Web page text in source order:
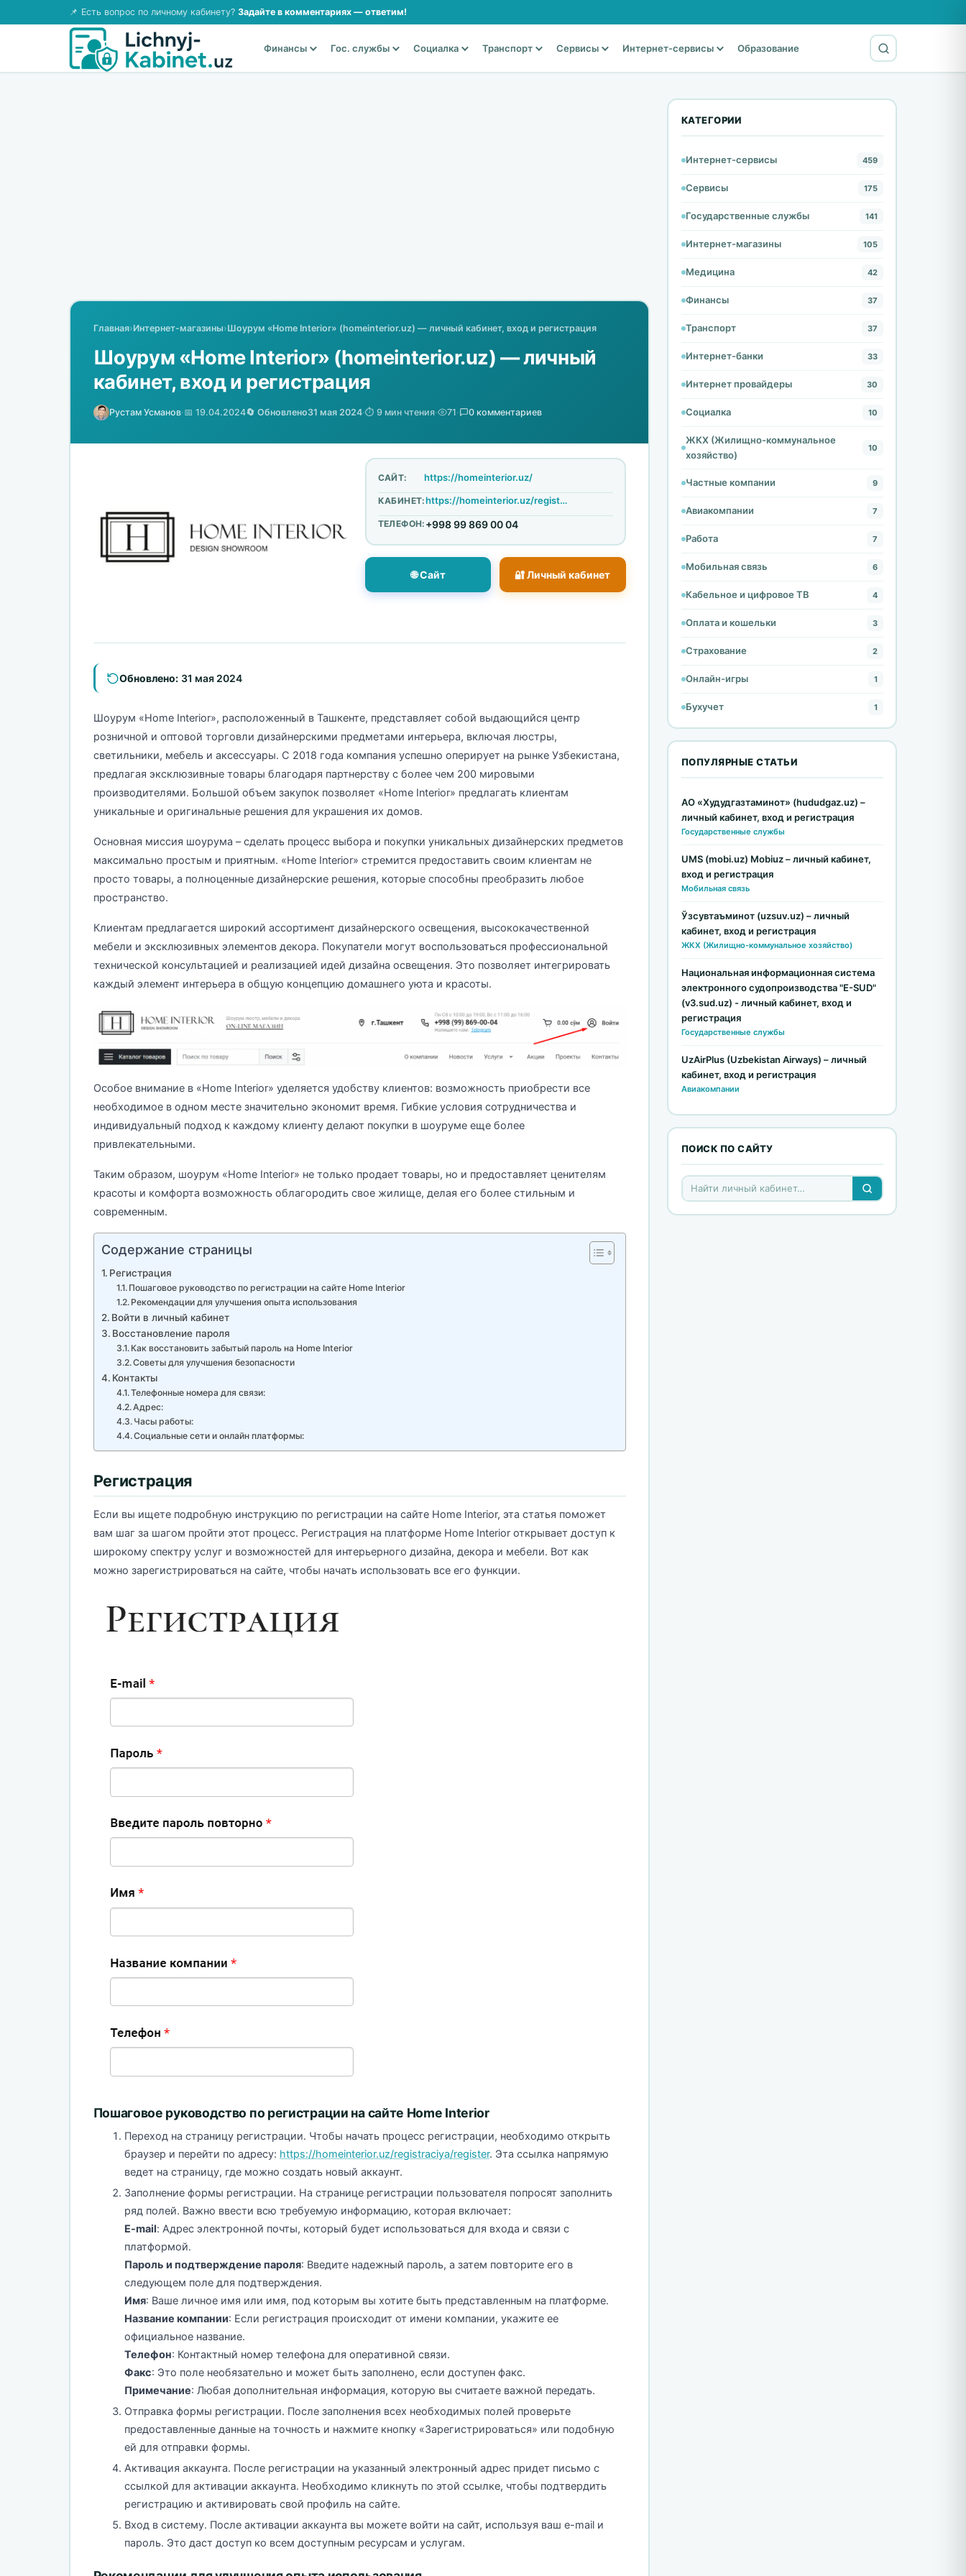
📌 Есть вопрос по личному кабинету? Задайте в комментариях — ответим!
Финансы Гос. службы Социалка Транспорт Сервисы Интернет-сервисы Образование
Главная›Интернет-магазины›Шоурум «Home Interior» (homeinterior.uz) — личный кабинет, вход и регистрация
Шоурум «Home Interior» (homeinterior.uz) — личный
кабинет, вход и регистрация
Рустам Усманов·📅 19.04.2024🔄 Обновлено31 мая 2024·⏱️ 9 мин чтения· 71· 0 комментариев
САЙТ: https://homeinterior.uz/
КАБИНЕТ: https://homeinterior.uz/registraciya
ТЕЛЕФОН: +998 99 869 00 04
🌐 Сайт 🔐 Личный кабинет
Обновлено: 31 мая 2024
Шоурум «Home Interior», расположенный в Ташкенте, представляет собой выдающийся центр
розничной и оптовой торговли дизайнерскими предметами интерьера, включая люстры,
светильники, мебель и аксессуары. С 2018 года компания успешно оперирует на рынке Узбекистана,
предлагая эксклюзивные товары благодаря партнерству с более чем 200 мировыми
производителями. Большой объем закупок позволяет «Home Interior» предлагать клиентам
уникальные и оригинальные решения для украшения их домов.
Основная миссия шоурума – сделать процесс выбора и покупки уникальных дизайнерских предметов
максимально простым и приятным. «Home Interior» стремится предоставить своим клиентам не
просто товары, а полноценные дизайнерские решения, которые способны преобразить любое
пространство.
Клиентам предлагается широкий ассортимент дизайнерского освещения, высококачественной
мебели и эксклюзивных элементов декора. Покупатели могут воспользоваться профессиональной
технической консультацией и реализацией идей дизайна освещения. Это позволяет интегрировать
каждый элемент интерьера в общую концепцию домашнего уюта и красоты.
Особое внимание в «Home Interior» уделяется удобству клиентов: возможность приобрести все
необходимое в одном месте значительно экономит время. Гибкие условия сотрудничества и
индивидуальный подход к каждому клиенту делают покупки в шоуруме еще более
привлекательными.
Таким образом, шоурум «Home Interior» не только продает товары, но и предоставляет ценителям
красоты и комфорта возможность облагородить свое жилище, делая его более стильным и
современным.
Содержание страницы
Регистрация
Пошаговое руководство по регистрации на сайте Home Interior
Рекомендации для улучшения опыта использования
Войти в личный кабинет
Восстановление пароля
Как восстановить забытый пароль на Home Interior
Советы для улучшения безопасности
Контакты
Телефонные номера для связи:
Адрес:
Часы работы:
Социальные сети и онлайн платформы:
Регистрация
Если вы ищете подробную инструкцию по регистрации на сайте Home Interior, эта статья поможет
вам шаг за шагом пройти этот процесс. Регистрация на платформе Home Interior открывает доступ к
широкому спектру услуг и возможностей для интерьерного дизайна, декора и мебели. Вот как
можно зарегистрироваться на сайте, чтобы начать использовать все его функции.
Пошаговое руководство по регистрации на сайте Home Interior
Переход на страницу регистрации. Чтобы начать процесс регистрации, необходимо открыть
браузер и перейти по адресу: https://homeinterior.uz/registraciya/register. Эта ссылка напрямую
ведет на страницу, где можно создать новый аккаунт.
Заполнение формы регистрации. На странице регистрации пользователя попросят заполнить
ряд полей. Важно ввести всю требуемую информацию, которая включает:
E-mail: Адрес электронной почты, который будет использоваться для входа и связи с
платформой.
Пароль и подтверждение пароля: Введите надежный пароль, а затем повторите его в
следующем поле для подтверждения.
Имя: Ваше личное имя или имя, под которым вы хотите быть представленным на платформе.
Название компании: Если регистрация происходит от имени компании, укажите ее
официальное название.
Телефон: Контактный номер телефона для оперативной связи.
Факс: Это поле необязательно и может быть заполнено, если доступен факс.
Примечание: Любая дополнительная информация, которую вы считаете важной передать.
Отправка формы регистрации. После заполнения всех необходимых полей проверьте
предоставленные данные на точность и нажмите кнопку «Зарегистрироваться» или подобную
ей для отправки формы.
Активация аккаунта. После регистрации на указанный электронный адрес придет письмо с
ссылкой для активации аккаунта. Необходимо кликнуть по этой ссылке, чтобы подтвердить
регистрацию и активировать свой профиль на сайте.
Вход в систему. После активации аккаунта вы можете войти на сайт, используя ваш e-mail и
пароль. Это даст доступ ко всем доступным ресурсам и услугам.
КАТЕГОРИИ
Интернет-сервисы 459
Сервисы 175
Государственные службы 141
Интернет-магазины 105
Медицина 42
Финансы 37
Транспорт 37
Интернет-банки 33
Интернет провайдеры 30
Социалка 10
ЖКХ (Жилищно-коммунальное
хозяйство)
10
Частные компании 9
Авиакомпании 7
Работа 7
Мобильная связь 6
Кабельное и цифровое ТВ 4
Оплата и кошельки 3
Страхование 2
Онлайн-игры 1
Бухучет 1
ПОПУЛЯРНЫЕ СТАТЬИ
АО «Худудгазтаминот» (hududgaz.uz) –
личный кабинет, вход и регистрация
Государственные службы
UMS (mobi.uz) Mobiuz – личный кабинет,
вход и регистрация
Мобильная связь
Ўзсувтаъминот (uzsuv.uz) – личный
кабинет, вход и регистрация
ЖКХ (Жилищно-коммунальное хозяйство)
Национальная информационная система
электронного судопроизводства "E-SUD"
(v3.sud.uz) - личный кабинет, вход и
регистрация
Государственные службы
UzAirPlus (Uzbekistan Airways) – личный
кабинет, вход и регистрация
Авиакомпании
ПОИСК ПО САЙТУ